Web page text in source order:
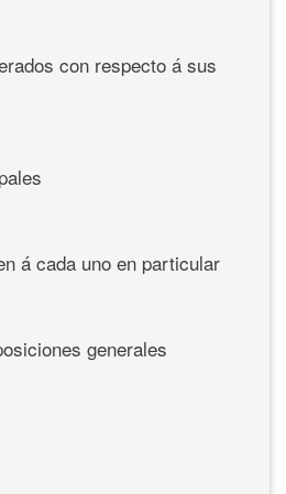
con respecto á sus
á cada uno en particular
generales